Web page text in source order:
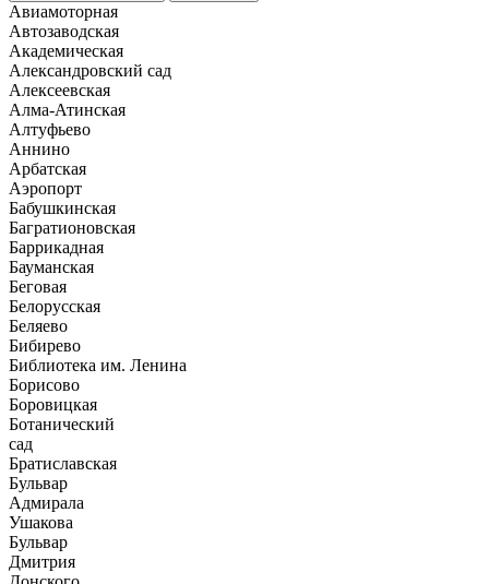
Авиамоторная
Автозаводская
Академическая
Александровский сад
Алексеевская
Алма-Атинская
Алтуфьево
Аннино
Арбатская
Аэропорт
Бабушкинская
Багратионовская
Баррикадная
Бауманская
Беговая
Белорусская
Беляево
Бибирево
Библиотека им. Ленина
Борисово
Боровицкая
Ботанический
сад
Братиславская
Бульвар
Адмирала
Ушакова
Бульвар
Дмитрия